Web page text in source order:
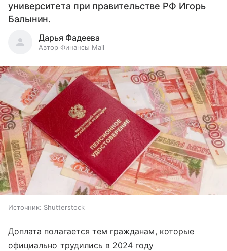
университета при правительстве РФ Игорь
Балынин.
Дарья Фадеева
Автор Финансы Mail
Источник: Shutterstock
Доплата полагается тем гражданам, которые
официально трудились в 2024 году